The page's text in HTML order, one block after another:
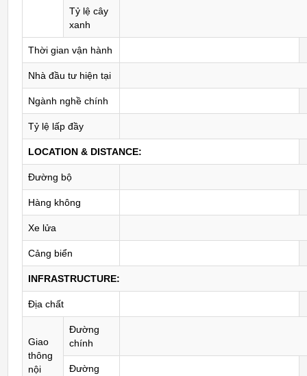
Tỷ lệ cây
xanh
Thời gian vận hành
Nhà đầu tư hiện tại
Ngành nghề chính
Tỷ lệ lấp đầy
LOCATION & DISTANCE:
Đường bộ
Hàng không
Xe lửa
Cảng biển
INFRASTRUCTURE:
Địa chất
Giao
thông
nội
Đường
chính
Đường